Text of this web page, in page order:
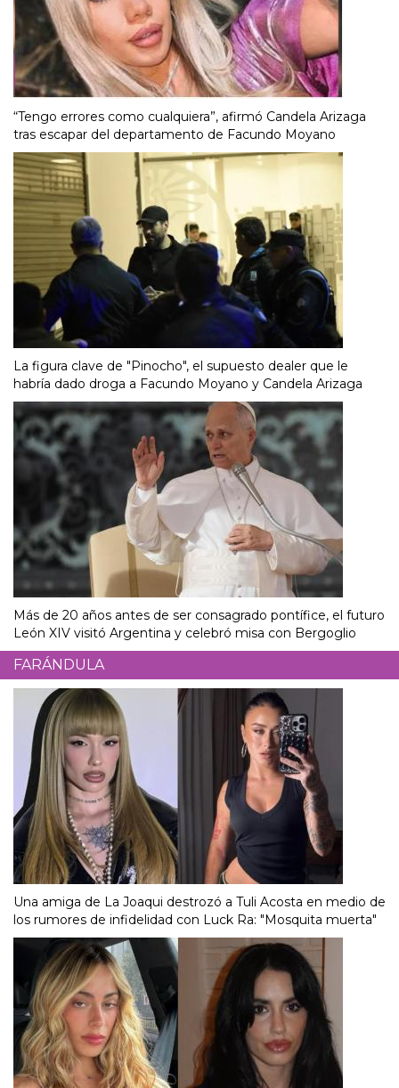
“Tengo errores como cualquiera”, afirmó Candela Arizaga
tras escapar del departamento de Facundo Moyano
La figura clave de "Pinocho", el supuesto dealer que le
habría dado droga a Facundo Moyano y Candela Arizaga
Más de 20 años antes de ser consagrado pontífice, el futuro
León XIV visitó Argentina y celebró misa con Bergoglio
FARÁNDULA
Una amiga de La Joaqui destrozó a Tuli Acosta en medio de
los rumores de infidelidad con Luck Ra: "Mosquita muerta"